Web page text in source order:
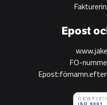
Epost
FO-